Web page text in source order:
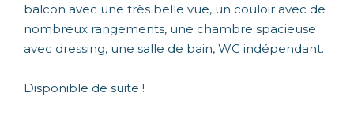
balcon avec une très belle vue, un couloir avec de
nombreux rangements, une chambre spacieuse
avec dressing, une salle de bain, WC indépendant.
Disponible de suite !